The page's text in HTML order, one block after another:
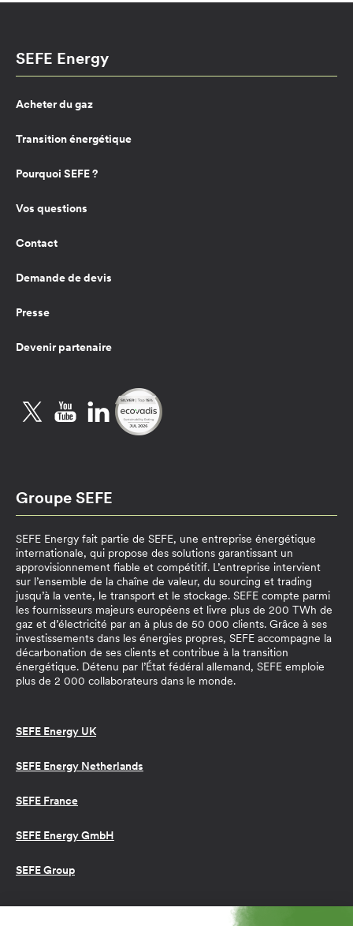
SEFE Energy
Acheter du gaz
Transition énergétique
Pourquoi SEFE ?
Vos questions
Contact
Demande de devis
Presse
Devenir partenaire
TwitterYouTubeLinkedIn
Groupe SEFE
SEFE Energy fait partie de SEFE, une entreprise énergétique
internationale, qui propose des solutions garantissant un
approvisionnement fiable et compétitif. L’entreprise intervient
sur l’ensemble de la chaîne de valeur, du sourcing et trading
jusqu’à la vente, le transport et le stockage. SEFE compte parmi
les fournisseurs majeurs européens et livre plus de 200 TWh de
gaz et d’électricité par an à plus de 50 000 clients. Grâce à ses
investissements dans les énergies propres, SEFE accompagne la
décarbonation de ses clients et contribue à la transition
énergétique. Détenu par l’État fédéral allemand, SEFE emploie
plus de 2 000 collaborateurs dans le monde.
SEFE Energy UK
SEFE Energy Netherlands
SEFE France
SEFE Energy GmbH
SEFE Group